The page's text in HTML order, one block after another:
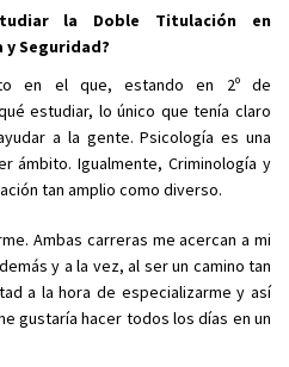
la Doble Titulación en
Seguridad?
en el que, estando en 2º de
estudiar, lo único que tenía claro
a la gente. Psicología es una
ámbito. Igualmente, Criminología y
tan amplio como diverso.
Ambas carreras me acercan a mi
y a la vez, al ser un camino tan
a la hora de especializarme y así
gustaría hacer todos los días en un